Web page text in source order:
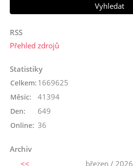
RSS
Přehled zdrojů
Statistiky
Online: 36
Celkem: 1669625
Měsíc: 41394
Den: 649
Archiv
<<
březen / 2026